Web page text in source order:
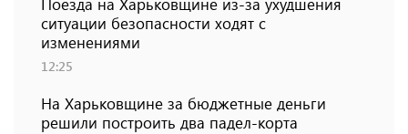
ситуации безопасности ходят с
изменениями
12:25
На Харьковщине за бюджетные деньги
решили построить два падел-корта